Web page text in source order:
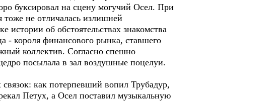
буксировал на сцену могучий Осел. При
не отличалась излишней
истории об обстоятельствах знакомства
- короля финансового рынка, ставшего
коллектив. Согласно спешно
посылала в зал воздушные поцелуи.
как потерпевший вопил Трубадур,
Петух, а Осел поставил музыкальную